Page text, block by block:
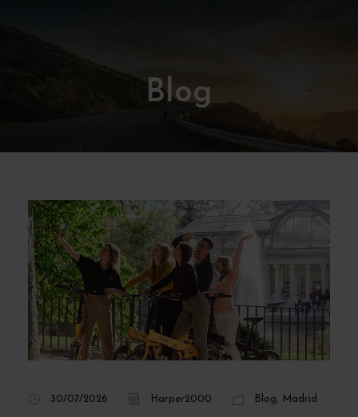
Blog
30/07/2026 Harper2000 Blog, Madrid